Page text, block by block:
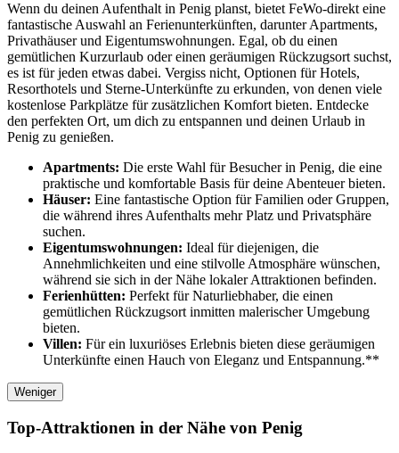
Wenn du deinen Aufenthalt in Penig planst, bietet FeWo-direkt eine
fantastische Auswahl an Ferienunterkünften, darunter Apartments,
Privathäuser und Eigentumswohnungen. Egal, ob du einen
gemütlichen Kurzurlaub oder einen geräumigen Rückzugsort suchst,
es ist für jeden etwas dabei. Vergiss nicht, Optionen für Hotels,
Resorthotels und Sterne-Unterkünfte zu erkunden, von denen viele
kostenlose Parkplätze für zusätzlichen Komfort bieten. Entdecke
den perfekten Ort, um dich zu entspannen und deinen Urlaub in
Penig zu genießen.
Apartments: Die erste Wahl für Besucher in Penig, die eine
praktische und komfortable Basis für deine Abenteuer bieten.
Häuser: Eine fantastische Option für Familien oder Gruppen,
die während ihres Aufenthalts mehr Platz und Privatsphäre
suchen.
Eigentumswohnungen: Ideal für diejenigen, die
Annehmlichkeiten und eine stilvolle Atmosphäre wünschen,
während sie sich in der Nähe lokaler Attraktionen befinden.
Ferienhütten: Perfekt für Naturliebhaber, die einen
gemütlichen Rückzugsort inmitten malerischer Umgebung
bieten.
Villen: Für ein luxuriöses Erlebnis bieten diese geräumigen
Unterkünfte einen Hauch von Eleganz und Entspannung.**
Weniger
Top-Attraktionen in der Nähe von Penig